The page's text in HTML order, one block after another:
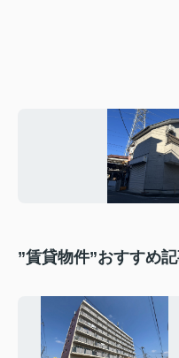
”賃貸物件”おすすめ